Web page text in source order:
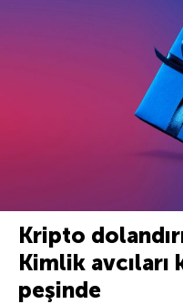
Kripto
Kimlik avcıları
peşinde